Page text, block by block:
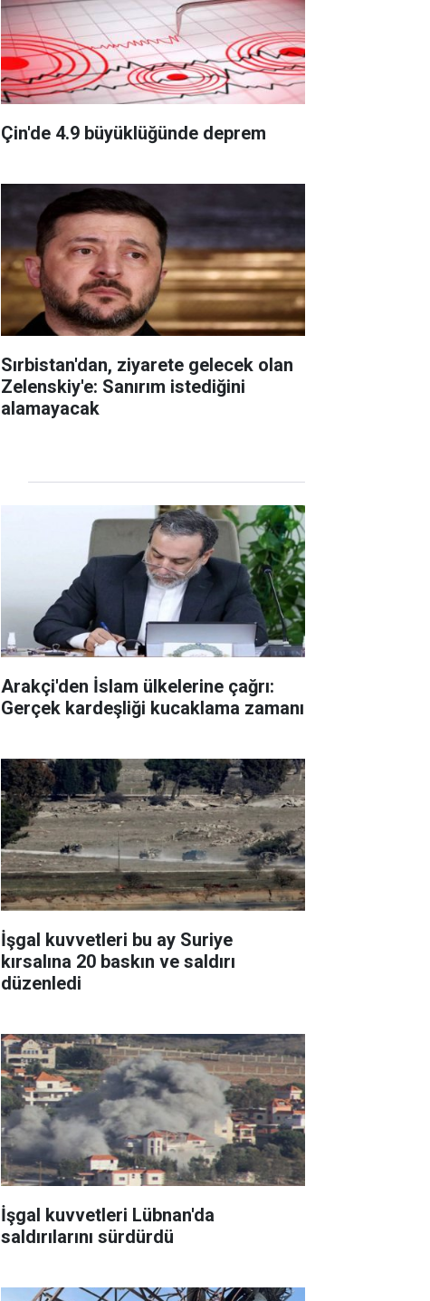
Çin'de 4.9 büyüklüğünde deprem
Sırbistan'dan, ziyarete gelecek olan
Zelenskiy'e: Sanırım istediğini
alamayacak
Arakçi'den İslam ülkelerine çağrı:
Gerçek kardeşliği kucaklama zamanı
İşgal kuvvetleri bu ay Suriye
kırsalına 20 baskın ve saldırı
düzenledi
İşgal kuvvetleri Lübnan'da
saldırılarını sürdürdü